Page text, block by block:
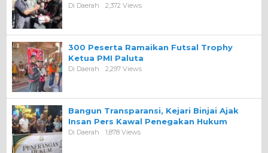
Di Daerah 2,372 Views
300 Peserta Ramaikan Futsal Trophy
Ketua PMI Paluta
Di Daerah 2,297 Views
Bangun Transparansi, Kejari Binjai Ajak
Insan Pers Kawal Penegakan Hukum
Di Daerah 1,878 Views